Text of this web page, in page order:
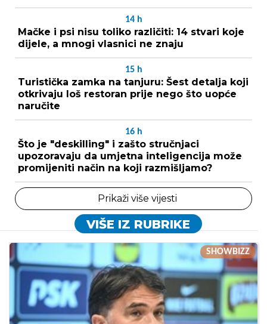
14 h
Mačke i psi nisu toliko različiti: 14 stvari koje
dijele, a mnogi vlasnici ne znaju
15 h
Turistička zamka na tanjuru: Šest detalja koji
otkrivaju loš restoran prije nego što uopće
naručite
16 h
Što je "deskilling" i zašto stručnjaci
upozoravaju da umjetna inteligencija može
promijeniti način na koji razmišljamo?
Prikaži više vijesti
VIŠE IZ RUBRIKE
SHOWBIZZ